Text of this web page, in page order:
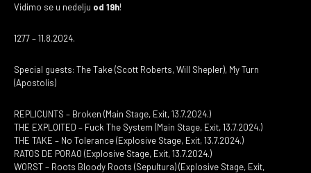
Vidimo se u nedelju od 19h!
1277 – 11.8.2024.
Special guests: The Take (Scott Roberts, Will Shepler), My Turn
(Apostolis)
REPLICUNTS – Broken (Main Stage, Exit, 13.7.2024.)
THE EXPLOITED – Fuck The System (Main Stage, Exit, 13.7.2024.)
THE TAKE – No Tolerance (Explosive Stage, Exit, 13.7.2024.)
RATOS DE PORAO (Explosive Stage, Exit, 13.7.2024.)
WORST – Roots Bloody Roots (Sepultura) (Explosive Stage, Exit,